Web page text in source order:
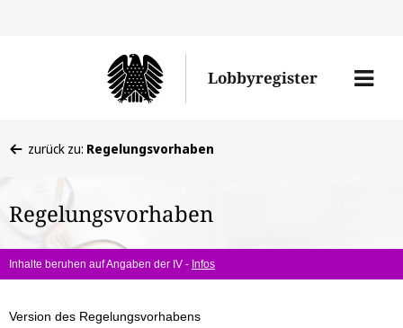
Lobbyregister
Menü
befinden
hier:
zurück zu: Regelungsvorhaben
Regelungsvorhaben
Inhalte beruhen auf Angaben der IV - Infos
Version des Regelungsvorhabens